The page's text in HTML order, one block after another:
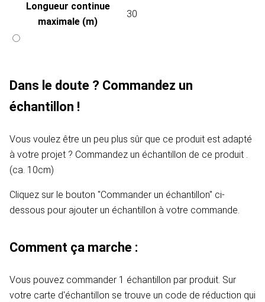
Longueur continue
maximale (m)
30
Dans le doute ? Commandez un
échantillon !
Vous voulez être un peu plus sûr que ce produit est adapté
à votre projet ? Commandez un échantillon de ce produit .
(ca. 10cm)
Cliquez sur le bouton "Commander un échantillon" ci-
dessous pour ajouter un échantillon à votre commande.
Comment ça marche :
Vous pouvez commander 1 échantillon par produit. Sur
votre carte d'échantillon se trouve un code de réduction qui